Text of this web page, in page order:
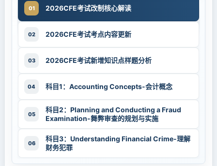
01 2026CFE考试改制核心解读
02 2026CFE考试考点内容更新
03 2026CFE考试新增知识点样题分析
04 科目1：Accounting Concepts-会计概念
05
科目2：Planning and Conducting a Fraud
Examination-舞弊审查的规划与实施
06
科目3：Understanding Financial Crime-理解
财务犯罪